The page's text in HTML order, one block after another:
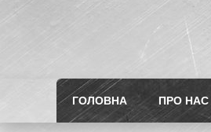
ГОЛОВНА ПРО НАС